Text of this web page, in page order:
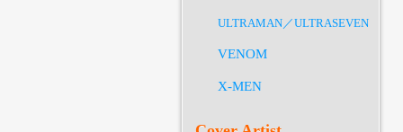
ULTRAMAN／ULTRASEVEN
VENOM
X-MEN